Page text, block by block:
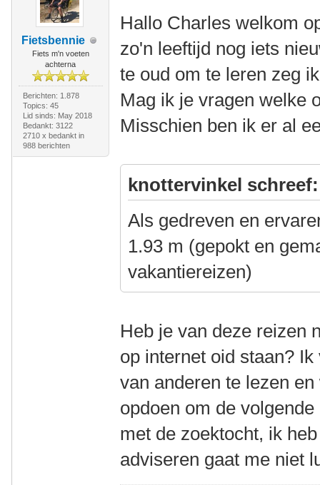
Fietsbennie
Fiets m'n voeten
achterna
Berichten: 1.878
Topics: 45
Lid sinds: May 2018
Bedankt: 3122
2710 x bedankt in
988 berichten
Hallo Charles welkom
zo'n leeftijd nog iets
te oud om te leren zeg
Mag ik je vragen welke
Misschien ben ik er al
knottervinkel schreef:
Als gedreven en
1.93 m (gepokt en
vakantiereizen)
Heb je van deze reizen
op internet oid staan?
van anderen te lezen
opdoen om de
met de zoektocht, ik
adviseren gaat me niet